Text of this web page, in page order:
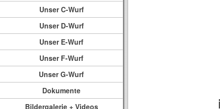
Unser C-Wurf
Unser D-Wurf
Unser E-Wurf
Unser F-Wurf
Unser G-Wurf
Dokumente
Bildergalerie + Videos